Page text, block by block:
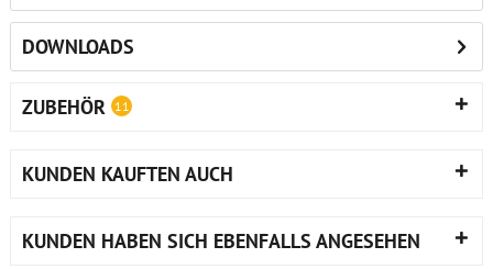
DOWNLOADS
ZUBEHÖR 11
KUNDEN KAUFTEN AUCH
KUNDEN HABEN SICH EBENFALLS ANGESEHEN